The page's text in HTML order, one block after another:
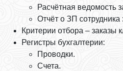
Расчётная ведомость
Отчёт о ЗП сотрудника
Критерии отбора – заказы
Регистры бухгалтерии:
Проводки.
Счета.